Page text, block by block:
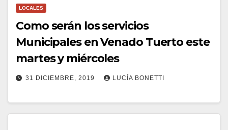
LOCALES
Como serán los servicios
Municipales en Venado Tuerto este
martes y miércoles
31 DICIEMBRE, 2019 LUCÍA BONETTI